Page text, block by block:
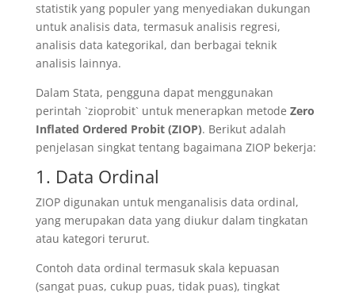
statistik yang populer yang menyediakan dukungan
untuk analisis data, termasuk analisis regresi,
analisis data kategorikal, dan berbagai teknik
analisis lainnya.
Dalam Stata, pengguna dapat menggunakan
perintah `zioprobit` untuk menerapkan metode Zero
Inflated Ordered Probit (ZIOP). Berikut adalah
penjelasan singkat tentang bagaimana ZIOP bekerja:
1. Data Ordinal
ZIOP digunakan untuk menganalisis data ordinal,
yang merupakan data yang diukur dalam tingkatan
atau kategori terurut.
Contoh data ordinal termasuk skala kepuasan
(sangat puas, cukup puas, tidak puas), tingkat